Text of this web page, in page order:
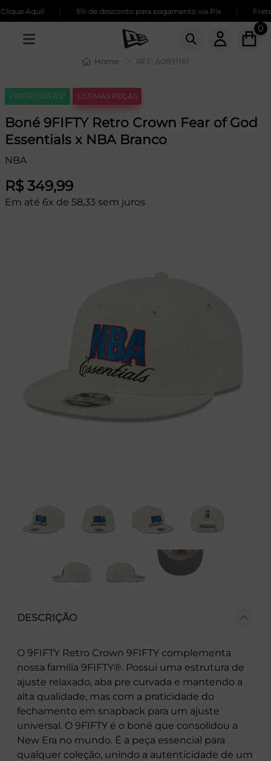
Aqui! 5% de desconto para pagamento via Pix Frete
0
Home REF: 60891161
FRETE GRÁTIS* ÚLTIMAS PEÇAS
Boné 9FIFTY Retro Crown Fear of God
Essentials x NBA Branco
NBA
R$ 349,99
Em até 6x de 58,33 sem juros
DESCRIÇÃO
O 9FIFTY Retro Crown 9FIFTY complementa
nossa família 9FIFTY®. Possui uma estrutura de
ajuste relaxado, aba pre curvada e mantendo a
alta qualidade, mas com a praticidade do
fechamento em snapback para um ajuste
universal. O 9FIFTY é o boné que consolidou a
New Era no mundo. É a peça essencial para
qualquer coleção, unindo a autenticidade de um